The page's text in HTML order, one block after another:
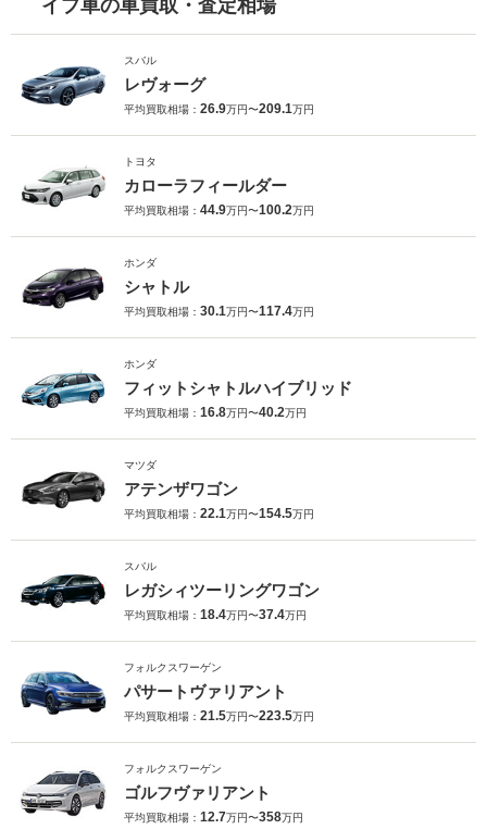
イプ車の車買取・査定相場
スバル
レヴォーグ
平均買取相場： 26.9万円〜209.1万円
トヨタ
カローラフィールダー
平均買取相場： 44.9万円〜100.2万円
ホンダ
シャトル
平均買取相場： 30.1万円〜117.4万円
ホンダ
フィットシャトルハイブリッド
平均買取相場： 16.8万円〜40.2万円
マツダ
アテンザワゴン
平均買取相場： 22.1万円〜154.5万円
スバル
レガシィツーリングワゴン
平均買取相場： 18.4万円〜37.4万円
フォルクスワーゲン
パサートヴァリアント
平均買取相場： 21.5万円〜223.5万円
フォルクスワーゲン
ゴルフヴァリアント
平均買取相場： 12.7万円〜358万円